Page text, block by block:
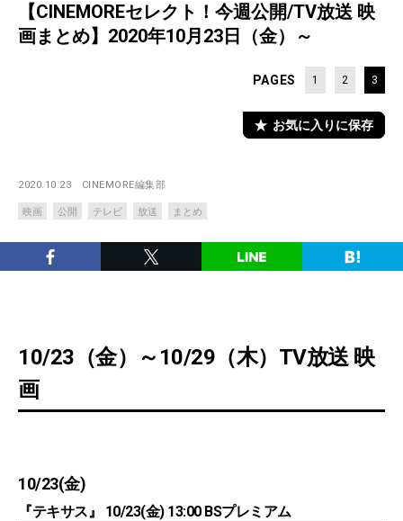
【CINEMOREセレクト！今週公開/TV放送 映
画まとめ】2020年10月23日（金）～
PAGES 1 2 3
お気に入りに保存
2020.10.23 CINEMORE編集部
映画 公開 テレビ 放送 まとめ
10/23（金）～10/29（木）TV放送 映
画
10/23(金)
『テキサス』 10/23(金) 13:00 BSプレミアム